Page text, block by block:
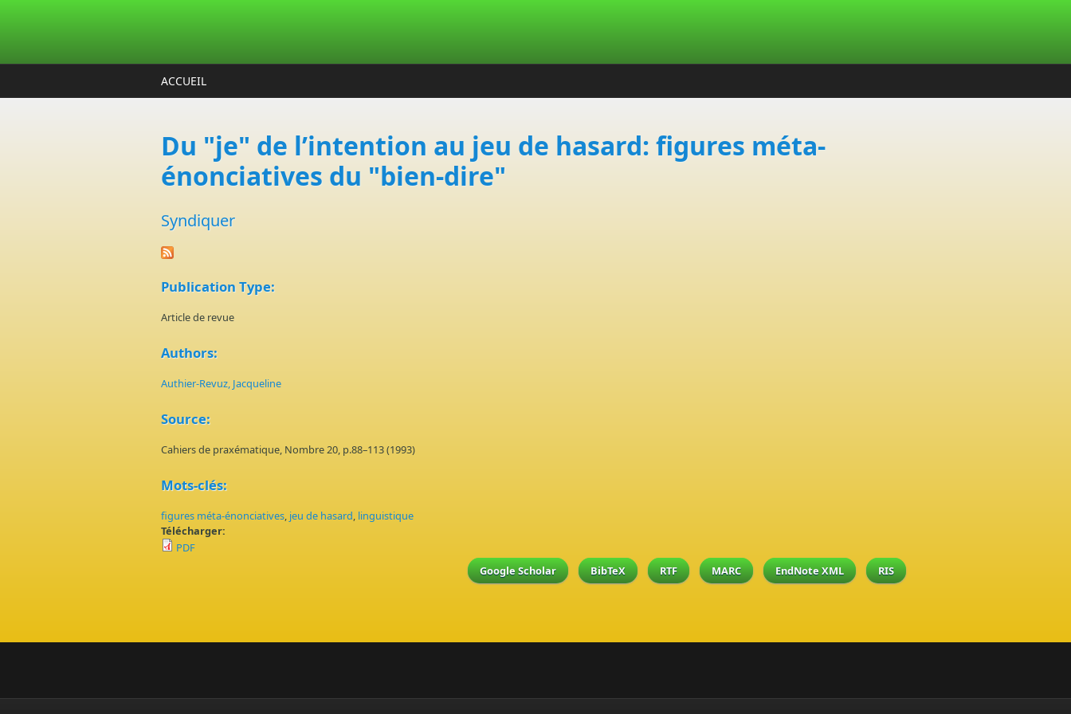
ACCUEIL
Du "je" de l’intention au jeu de hasard: figures méta-
énonciatives du "bien-dire"
Syndiquer
Publication Type:
Article de revue
Authors:
Authier-Revuz, Jacqueline
Source:
Cahiers de praxématique, Nombre 20, p.88–113 (1993)
Mots-clés:
figures méta-énonciatives, jeu de hasard, linguistique
Télécharger:
PDF
Google Scholar
BibTeX RTF MARC EndNote XML RIS